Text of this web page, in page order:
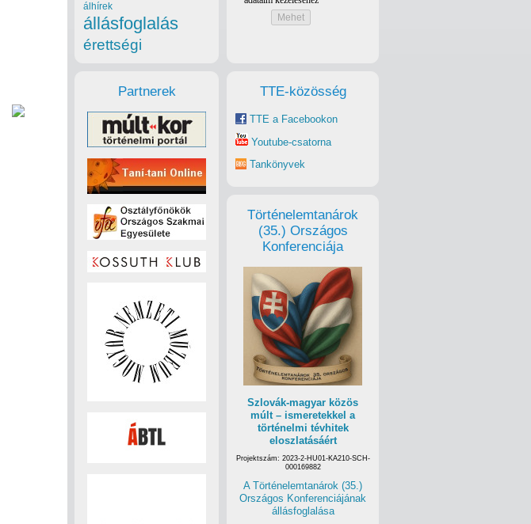
TTE-közösség
TTE a Facebookon
Youtube-csatorna
Tankönyvek
Történelemtanárok
(35.) Országos
Konferenciája
Szlovák-magyar közös
múlt – ismeretekkel a
történelmi tévhitek
eloszlatásáért
Projektszám: 2023-2-HU01-KA210-SCH-
000169882
A Történelemtanárok (35.)
Országos Konferenciájának
állásfoglalása
álhírek
állásfoglalás
érettségi
Partnerek